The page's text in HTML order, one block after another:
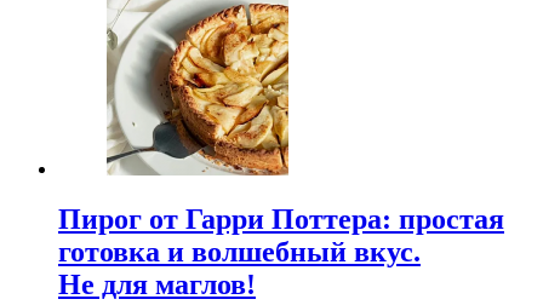
Пирог от Гарри Поттера: простая
готовка и волшебный вкус.
Не для маглов!